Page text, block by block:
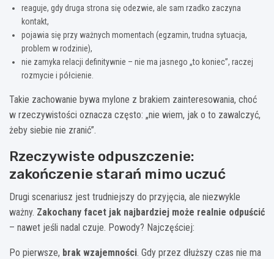
reaguje, gdy druga strona się odezwie, ale sam rzadko zaczyna
kontakt,
pojawia się przy ważnych momentach (egzamin, trudna sytuacja,
problem w rodzinie),
nie zamyka relacji definitywnie – nie ma jasnego „to koniec”, raczej
rozmycie i półcienie.
Takie zachowanie bywa mylone z brakiem zainteresowania, choć
w rzeczywistości oznacza często: „nie wiem, jak o to zawalczyć,
żeby siebie nie zranić”.
Rzeczywiste odpuszczenie:
zakończenie starań mimo uczuć
Drugi scenariusz jest trudniejszy do przyjęcia, ale niezwykle
ważny. Zakochany facet jak najbardziej może realnie odpuścić
– nawet jeśli nadal czuje. Powody? Najczęściej:
Po pierwsze, brak wzajemności. Gdy przez dłuższy czas nie ma